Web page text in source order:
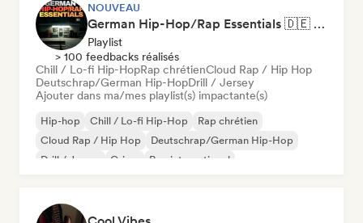
NOUVEAU
German Hip-Hop/Rap Essentials 🇩🇪 Deutschrap, Cloud Rap & Trap
Playlist
> 100 feedbacks réalisés
Chill / Lo-fi Hip-HopRap chrétienCloud Rap / Hip Hop
Deutschrap/German Hip-HopDrill / Jersey
Ajouter dans ma/mes playlist(s) impactante(s)
Hip-hop Chill / Lo-fi Hip-Hop
Rap chrétien
Cloud Rap / Hip Hop
Deutschrap/German Hip-Hop
Drill / Jersey
Grime Rap international